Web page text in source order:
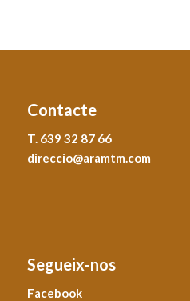
Contacte
T. 639 32 87 66
direccio@aramtm.com
Segueix-nos
Facebook